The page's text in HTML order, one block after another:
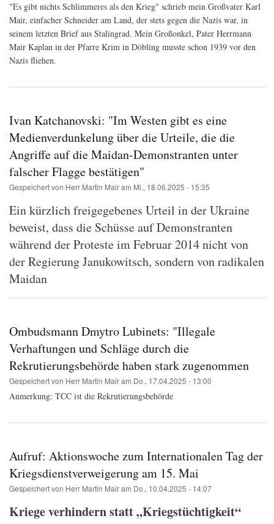
Bundespräsident
Alexander
van
Bellen
Wolodymyr
Selenskyj
"Es gibt nichts Schlimmeres als den Krieg" schrieb mein Großvater Karl
Mair, einfacher Schneider am Land, der stets gegen die Nazis war, in
seinem letzten Brief aus Stalingrad. Mein Großonkel, Pater Herrmann
Mair Kaplan in der Pfarre Krim in Döbling musste schon 1939 vor den
Nazis fliehen.
Ivan Katchanovski: "Im Westen gibt es eine
Medienverdunkelung über die Urteile, die die
Angriffe auf die Maidan-Demonstranten unter
falscher Flagge bestätigen"
Gespeichert von Herr Martin Mairam Mi., 18.06.2025 - 15:35
Ein kürzlich freigegebenes Urteil in der Ukraine
beweist, dass die Schüsse auf Demonstranten
während der Proteste im Februar 2014 nicht von
der Regierung Janukowitsch, sondern von radikalen
Maidan
Ombudsmann Dmytro Lubinets: "Illegale
Verhaftungen und Schläge durch die
Rekrutierungsbehörde haben stark zugenommen
Gespeichert von Herr Martin Mairam Do., 17.04.2025 - 13:00
Anmerkung: TCC ist die Rekrutierungsbehörde
Aufruf: Aktionswoche zum Internationalen Tag der
Kriegsdienstverweigerung am 15. Mai
Gespeichert von Herr Martin Mairam Do., 10.04.2025 - 14:07
Kriege verhindern statt „Kriegstüchtigkeit“